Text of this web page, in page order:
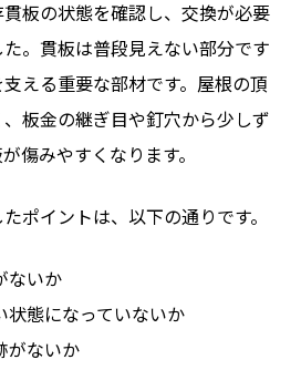
板の状態を確認し、交換が必要
。貫板は普段見えない部分です
える重要な部材です。屋根の頂
板金の継ぎ目や釘穴から少しず
傷みやすくなります。
ポイントは、以下の通りです。
ないか
状態になっていないか
がないか